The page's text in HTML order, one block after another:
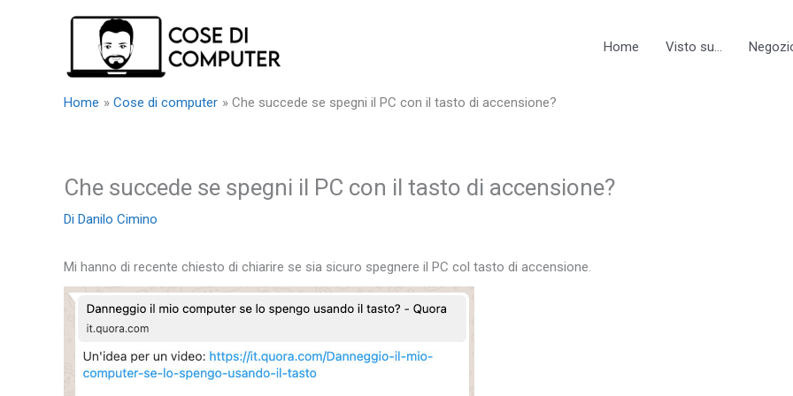
Home Visto su…
Home Cose di computer Che succede se spegni il PC con il tasto di accensione?
Che succede se spegni il PC con il tasto di accensione?
Di Danilo Cimino
Mi hanno di recente chiesto di chiarire se sia sicuro spegnere il PC col tasto di accensione.